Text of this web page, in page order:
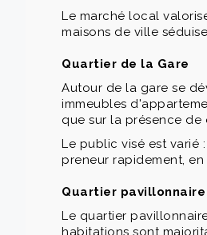
Le marché local
maisons de ville
Quartier de la Gare
Autour de la gare se
immeubles
que sur la présence de
Le public visé est varié
preneur rapidement,
Quartier
Le quartier
habitations sont